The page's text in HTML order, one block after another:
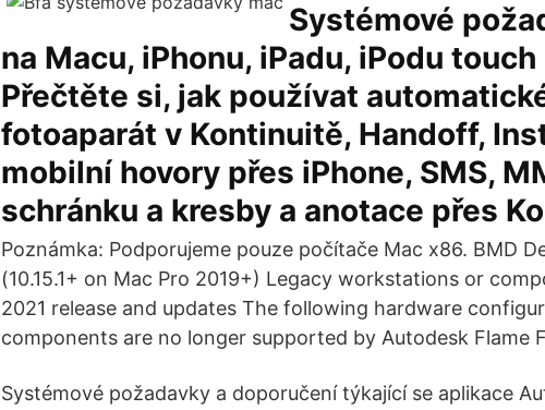
Systémové
na Macu, iPhonu, iPadu, iPodu
Přečtěte si, jak používat
fotoaparát v Kontinuitě, Handoff,
mobilní hovory přes iPhone, SMS,
schránku a kresby a anotace přes
Poznámka: Podporujeme pouze počítače Mac x86. BMD
(10.15.1+ on Mac Pro 2019+) Legacy workstations or
2021 release and updates The following hardware
components are no longer supported by Autodesk Flame
Systémové požadavky a doporučení týkající se aplikace